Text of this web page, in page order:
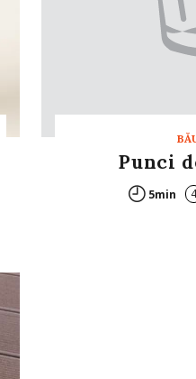
Punci
5min 4